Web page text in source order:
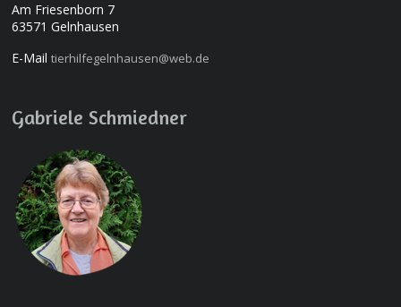
Am Friesenborn 7
63571 Gelnhausen
E-Mailtierhilfegelnhausen@web.de
Gabriele Schmiedner